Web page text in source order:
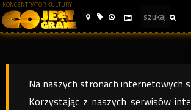
KONCENTRATOR KULTURY
Na naszych stronach internetowych
Korzystając z naszych serwisów